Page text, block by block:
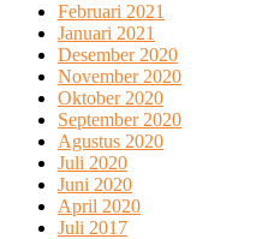
Februari 2021
Januari 2021
Desember 2020
November 2020
Oktober 2020
September 2020
Agustus 2020
Juli 2020
Juni 2020
April 2020
Juli 2017